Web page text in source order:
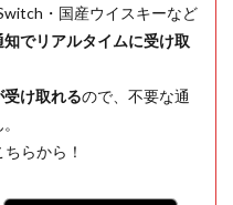
・国産ウイスキーなど
でリアルタイムに受け取
け取れるので、不要な通
らから！